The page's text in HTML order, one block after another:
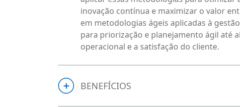
inovação contínua e maximizar o valor
em metodologias ágeis aplicadas à
para priorização e planejamento ágil até
operacional e a satisfação do cliente.
BENEFÍCIOS